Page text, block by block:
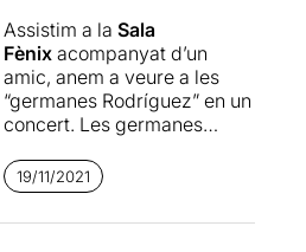
Assistim a la Sala
Fènixacompanyat d’un
amic, anem a veure a les
“germanes Rodríguez” en un
concert. Les germanes
cantants en decadència, que
havent passat la seva època
d’esplendor continuen
19/11/2021